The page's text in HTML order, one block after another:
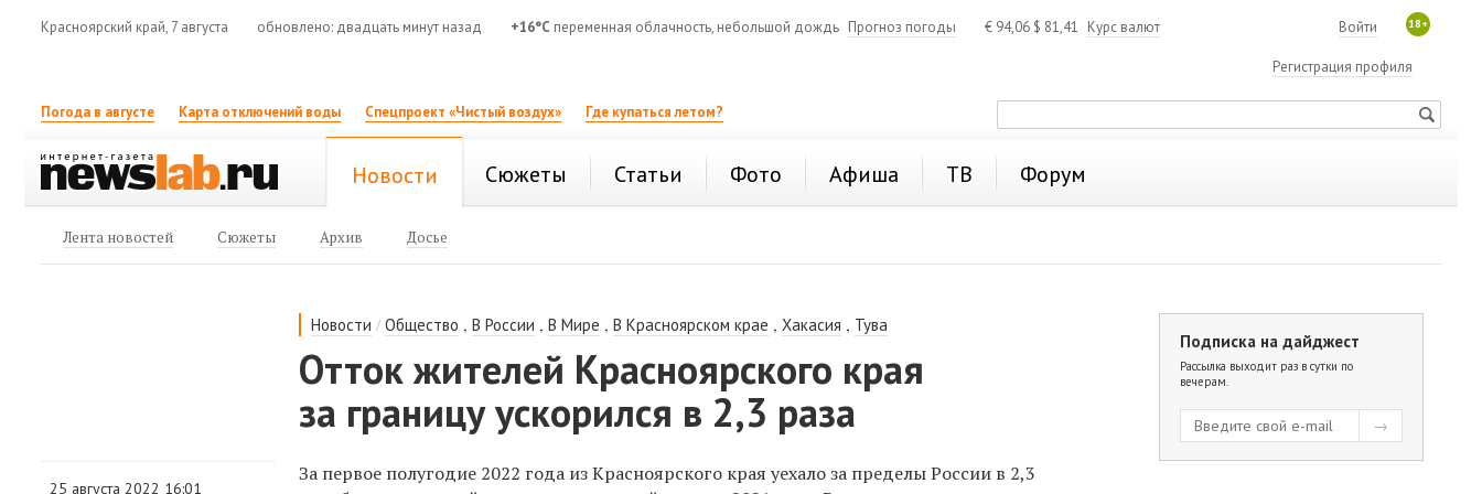
Красноярский край, 7 августа обновлено: двадцать минут назад +16°C переменная облачность, небольшой дождь Прогноз погоды € 94,06 $ 81,41 Курс валют 18+
Войти
Регистрация профиля
Погода в августе Карта отключений воды Спецпроект «Чистый воздух» Где купаться летом?
Новости Сюжеты Статьи Фото Афиша ТВ Форум
Лента новостей Сюжеты Архив Досье
Новости /Общество ,В России ,В Мире ,В Красноярском крае , Хакасия , Тува
Отток жителей Красноярского края
за границу ускорился в 2,3 раза
25 августа 2022 16:01
За первое полугодие 2022 года из Красноярского края уехало за пределы России в 2,3
Подписка на дайджест
Рассылка выходит раз в сутки по
вечерам.